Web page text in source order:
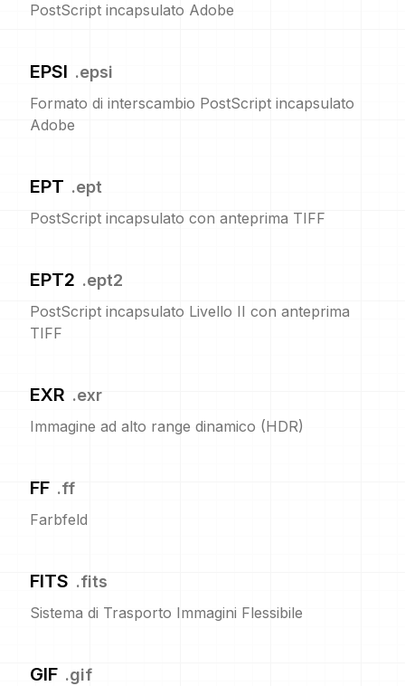
PostScript incapsulato Adobe
EPSI .epsi
Formato di interscambio PostScript incapsulato
Adobe
EPT .ept
PostScript incapsulato con anteprima TIFF
EPT2 .ept2
PostScript incapsulato Livello II con anteprima
TIFF
EXR .exr
Immagine ad alto range dinamico (HDR)
FF .ff
Farbfeld
FITS .fits
Sistema di Trasporto Immagini Flessibile
GIF .gif